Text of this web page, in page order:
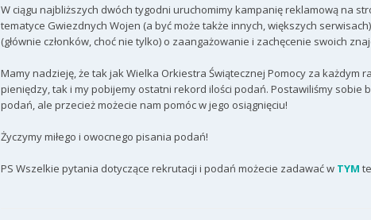
W ciągu najbliższych dwóch tygodni uruchomimy kampanię reklamową na
tematyce Gwiezdnych Wojen (a być może także innych, większych
(głównie członków, choć nie tylko) o zaangażowanie i zachęcenie swoich
Mamy nadzieję, że tak jak Wielka Orkiestra Świątecznej Pomocy za każdym
pieniędzy, tak i my pobijemy ostatni rekord ilości podań. Postawiliśmy sobie
podań, ale przecież możecie nam pomóc w jego osiągnięciu!
Życzymy miłego i owocnego pisania podań!
PS Wszelkie pytania dotyczące rekrutacji i podań możecie zadawać w TYM